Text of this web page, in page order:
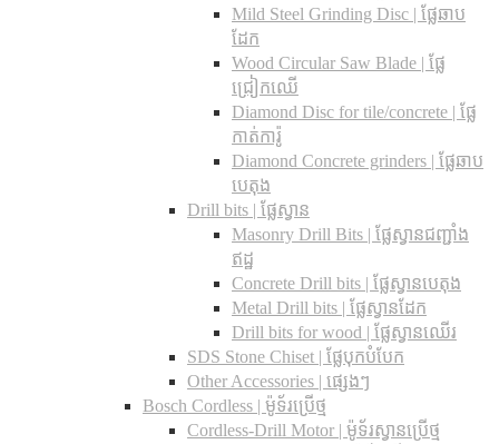
Mild Steel Grinding Disc | ផ្លែឆាប
ដែក
Wood Circular Saw Blade | ផ្លែ
ជ្រៀកឈើ
Diamond Disc for tile/concrete​ | ផ្លែ
កាត់ការ៉ូ
Diamond Concrete grinders | ផ្លែឆាប
បេតុង
Drill bits |​ ផ្លែស្វាន
Masonry Drill Bits |​ ផ្លែស្វានជញ្ជាំង
ឥដ្ឋ
Concrete Drill bits |​ ផ្លែស្វានបេតុង
Metal Drill bits |​ ផ្លែស្វានដែក
Drill bits for wood |​ ផ្លែស្វានឈើរ
SDS Stone Chiset |​ ផ្លែបុកបំបែក
Other Accessories | ផ្សេងៗ
Bosch Cordless | ម៉ូទ័រប្រើថ្ម
Cordless-Drill Motor | ម៉ូទ័រស្វានប្រើថ្ម